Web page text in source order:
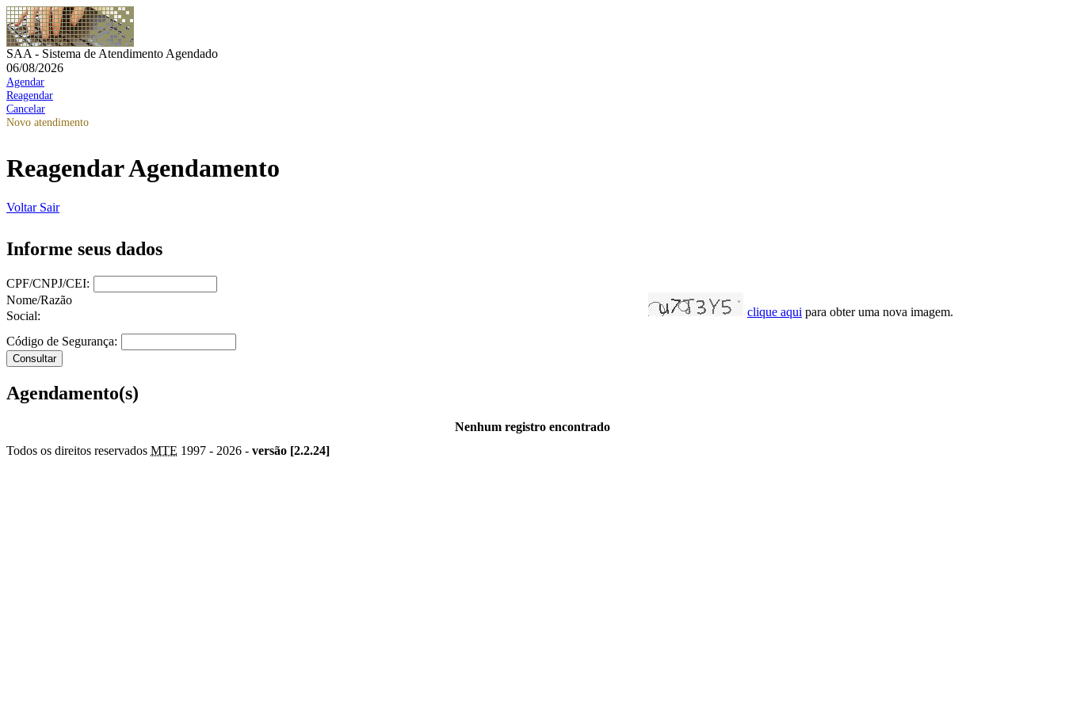
SAA - Sistema de Atendimento Agendado
06/08/2026
Agendar
Reagendar
Cancelar
Novo atendimento
Reagendar Agendamento
Voltar Sair
Informe seus dados
CPF/CNPJ/CEI:
Nome/Razão
Social:
clique aqui para obter uma nova imagem.
Código de Segurança:
Agendamento(s)
Nenhum registro encontrado
Todos os direitos reservados MTE 1997 - 2026 - versão [2.2.24]